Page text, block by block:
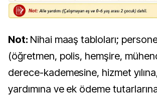
Not: Nihai maaş tabloları;
(öğretmen, polis, hemşire,
derece-kademesine, hizmet
yardımına ve ek ödeme